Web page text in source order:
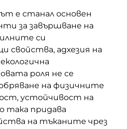
е станал основен
за завършване на
си
свойства, адхезия на
роля не се
на физичните
устойчивост на
така придава
на тъканите чрез